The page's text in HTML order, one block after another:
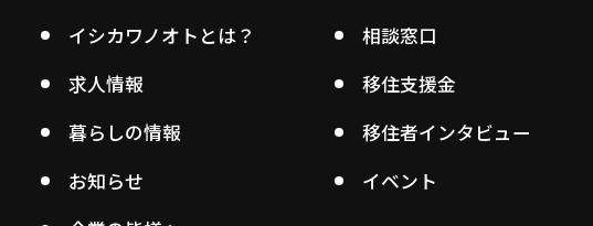
イシカワノオトとは？
相談窓口
求人情報
移住支援金
暮らしの情報
移住者インタビュー
お知らせ
イベント